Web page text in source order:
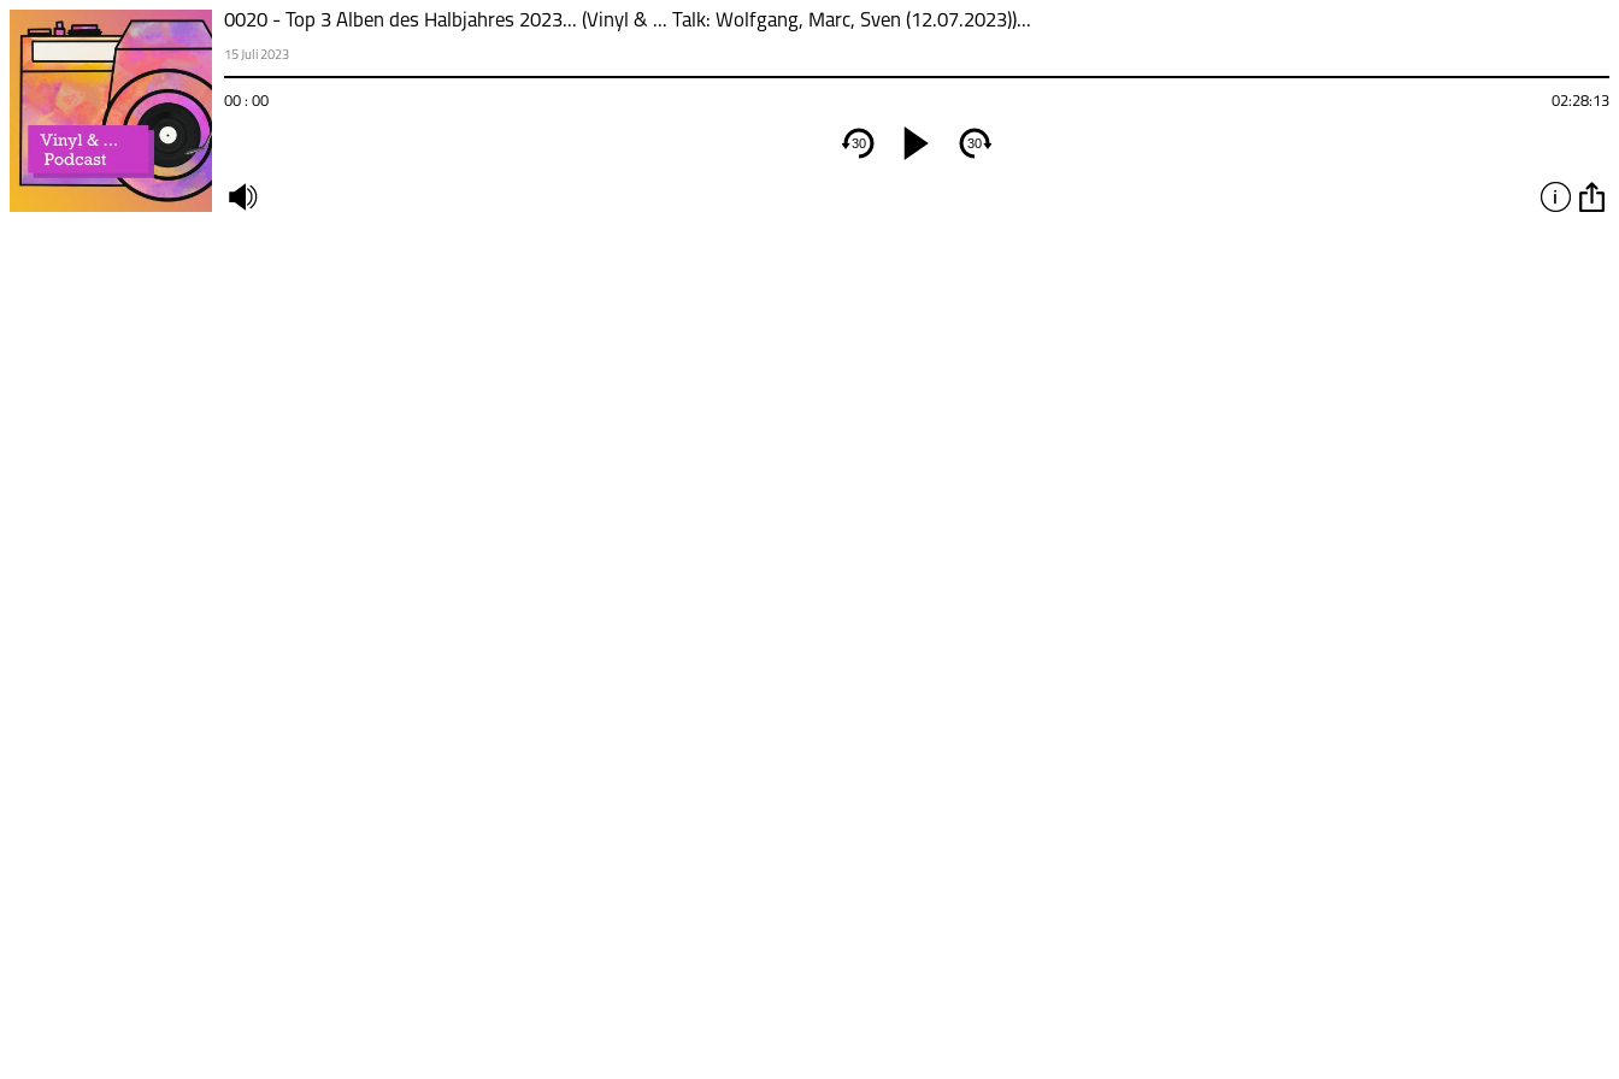
0020 - Top 3 Alben des Halbjahres 2023... (Vinyl & ... Talk: Wolfgang, Marc, Sven (12.07.2023))...
15 Juli 2023
00 : 00 02:28:13
30 30